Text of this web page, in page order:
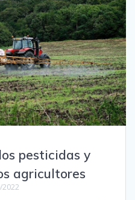
pesticidas y
agricultores